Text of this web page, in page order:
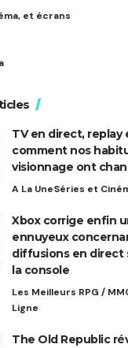
et écrans
TV en direct, replay
comment nos
visionnage ont
A La UneSéries et
Xbox corrige enfin
ennuyeux
diffusions en direct
la console
Les Meilleurs RPG /
Ligne
The Old Republic